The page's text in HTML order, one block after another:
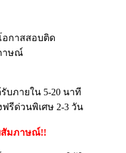
อกาสสอบติด
าษณ์
รับภายใน 5-20 นาที
รีด่วนพิเศษ 2-3 วัน
สัมภาษณ์!!